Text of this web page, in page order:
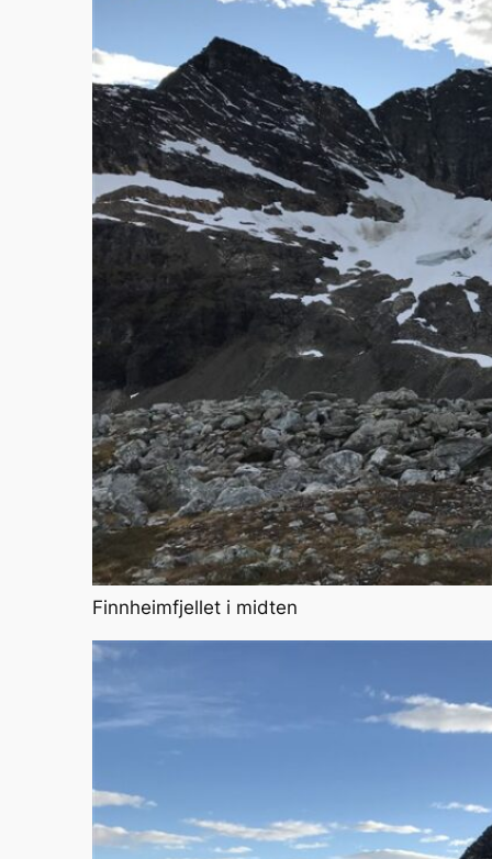
Finnheimfjellet i midten